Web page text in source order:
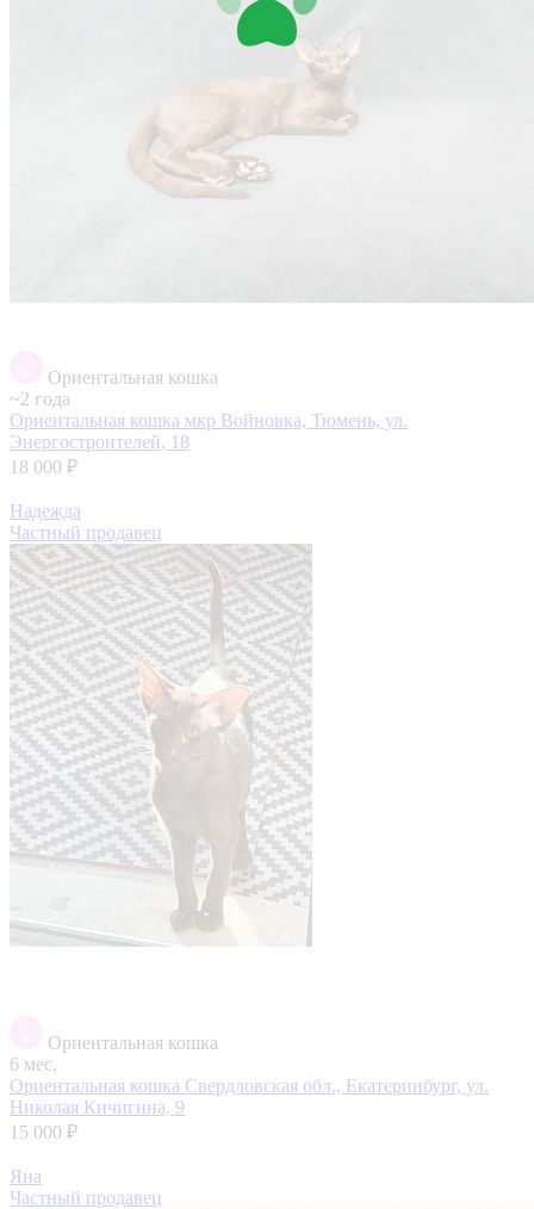
Ориентальная кошка
~2 года
Ориентальная кошка мкр Войновка, Тюмень, ул.
Энергостроителей, 18
18 000 ₽
Надежда
Частный продавец
Ориентальная кошка
6 мес.
Ориентальная кошка Свердловская обл., Екатеринбург, ул.
Николая Кичигина, 9
15 000 ₽
Яна
Частный продавец